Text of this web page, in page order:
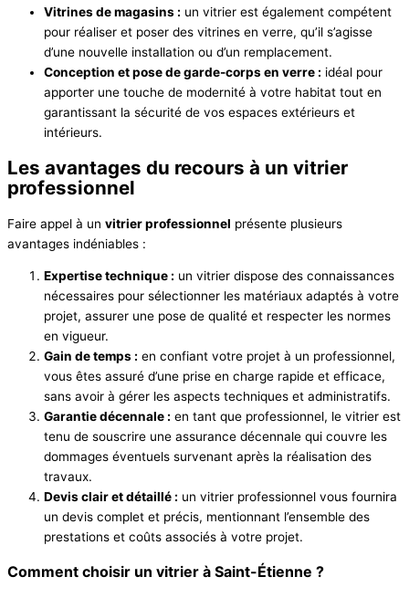
Vitrines de magasins : un vitrier est également compétent
pour réaliser et poser des vitrines en verre, qu’il s’agisse
d’une nouvelle installation ou d’un remplacement.
Conception et pose de garde-corps en verre : idéal pour
apporter une touche de modernité à votre habitat tout en
garantissant la sécurité de vos espaces extérieurs et
intérieurs.
Les avantages du recours à un vitrier
professionnel
Faire appel à un vitrier professionnel présente plusieurs
avantages indéniables :
Expertise technique : un vitrier dispose des connaissances
nécessaires pour sélectionner les matériaux adaptés à votre
projet, assurer une pose de qualité et respecter les normes
en vigueur.
Gain de temps : en confiant votre projet à un professionnel,
vous êtes assuré d’une prise en charge rapide et efficace,
sans avoir à gérer les aspects techniques et administratifs.
Garantie décennale : en tant que professionnel, le vitrier est
tenu de souscrire une assurance décennale qui couvre les
dommages éventuels survenant après la réalisation des
travaux.
Devis clair et détaillé : un vitrier professionnel vous fournira
un devis complet et précis, mentionnant l’ensemble des
prestations et coûts associés à votre projet.
Comment choisir un vitrier à Saint-Étienne ?